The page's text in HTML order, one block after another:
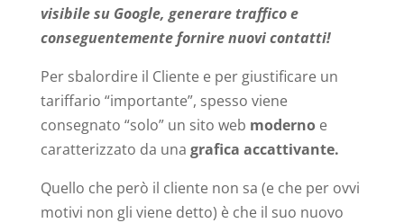
visibile su Google, generare traffico e
conseguentemente fornire nuovi contatti!
Per sbalordire il Cliente e per giustificare un
tariffario “importante”, spesso viene
consegnato “solo” un sito web modernoe
caratterizzato da una grafica accattivante.
Quello che però il cliente non sa (e che per ovvi
motivi non gli viene detto) è che il suo nuovo